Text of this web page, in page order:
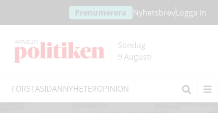
innehållet
headern
Prenumerera NyhetsbrevLogga In
Söndag
9 Augusti
FÖRSTASIDANNYHETEROPINION